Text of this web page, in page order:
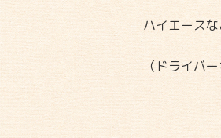
ハイエース
（ドライバ